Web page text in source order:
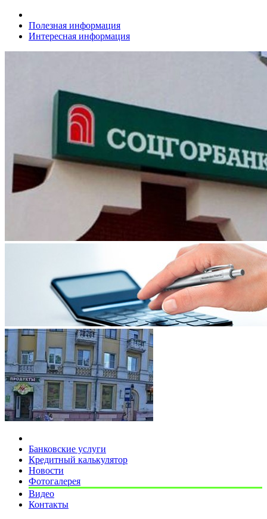
Полезная информация
Интересная информация
Банковские услуги
Кредитный калькулятор
Новости
Фотогалерея
Видео
Контакты